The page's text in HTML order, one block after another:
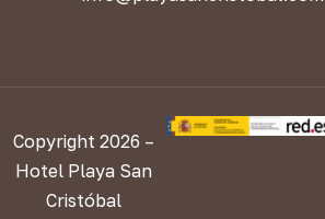
Copyright 2026 –
Hotel Playa San
Cristóbal